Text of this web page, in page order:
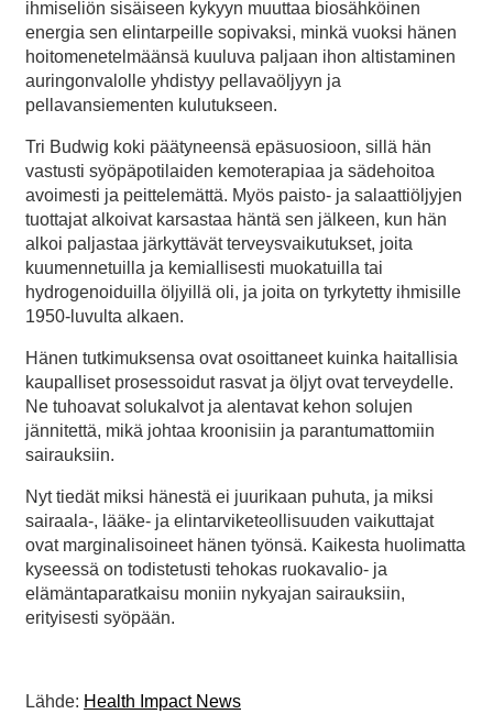
ihmiseliön sisäiseen kykyyn muuttaa biosähköinen
energia sen elintarpeille sopivaksi, minkä vuoksi hänen
hoitomenetelmäänsä kuuluva paljaan ihon altistaminen
auringonvalolle yhdistyy pellavaöljyyn ja
pellavansiementen kulutukseen.
Tri Budwig koki päätyneensä epäsuosioon, sillä hän
vastusti syöpäpotilaiden kemoterapiaa ja sädehoitoa
avoimesti ja peittelemättä. Myös paisto- ja salaattiöljyjen
tuottajat alkoivat karsastaa häntä sen jälkeen, kun hän
alkoi paljastaa järkyttävät terveysvaikutukset, joita
kuumennetuilla ja kemiallisesti muokatuilla tai
hydrogenoiduilla öljyillä oli, ja joita on tyrkytetty ihmisille
1950-luvulta alkaen.
Hänen tutkimuksensa ovat osoittaneet kuinka haitallisia
kaupalliset prosessoidut rasvat ja öljyt ovat terveydelle.
Ne tuhoavat solukalvot ja alentavat kehon solujen
jännitettä, mikä johtaa kroonisiin ja parantumattomiin
sairauksiin.
Nyt tiedät miksi hänestä ei juurikaan puhuta, ja miksi
sairaala-, lääke- ja elintarviketeollisuuden vaikuttajat
ovat marginalisoineet hänen työnsä. Kaikesta huolimatta
kyseessä on todistetusti tehokas ruokavalio- ja
elämäntaparatkaisu moniin nykyajan sairauksiin,
erityisesti syöpään.
Lähde: Health Impact News